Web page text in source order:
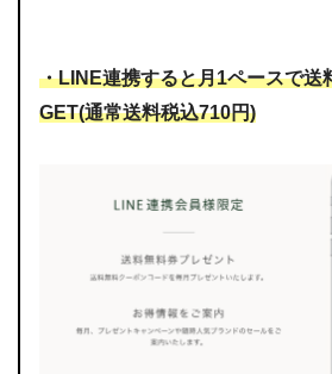
・LINE連携すると月1ペースで送
GET(通常送料税込710円)